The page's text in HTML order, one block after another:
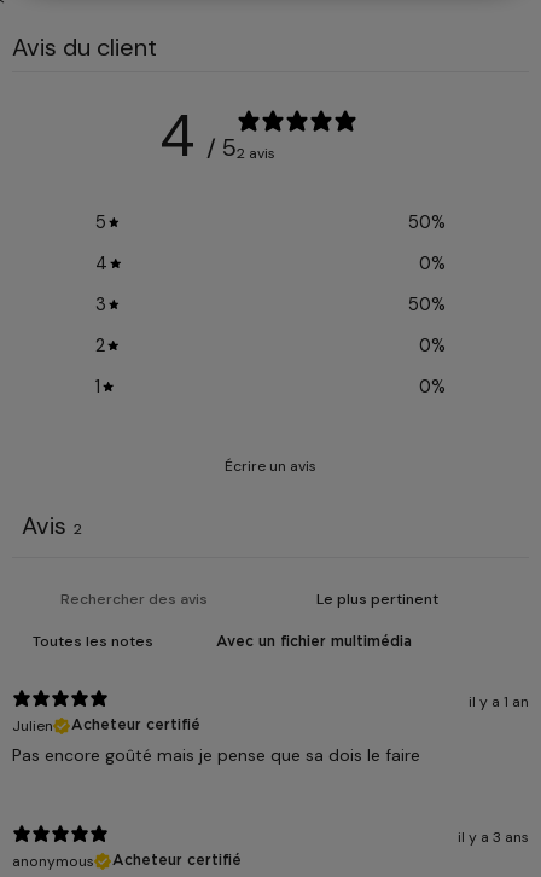
`
Avis du client
4 / 52 avis
5 50%
4
0%
3
50%
2
0%
1
0%
Écrire un avis
Avis 2
Avec un fichier multimédia
il y a 1 an
Julien
Acheteur certifié
Pas encore goûté mais je pense que sa dois le faire
il y a 3 ans
anonymous
Acheteur certifié